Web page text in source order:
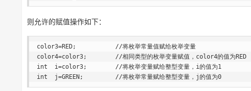
则允许的赋值操作如下：
color3=RED;           //将枚举常量值赋给枚举变量
color4=color3;        //相同类型的枚举变量赋值，color4的值为RED
int  i=color3;        //将枚举变量赋给整型变量，i的值为1
int  j=GREEN;         //将枚举常量赋给整型变量，j的值为0